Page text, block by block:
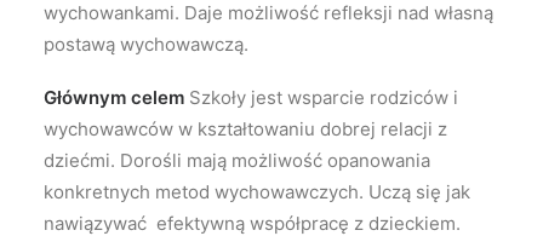
wychowankami. Daje możliwość refleksji nad własną
postawą wychowawczą.
Głównym celem Szkoły jest wsparcie rodziców i
wychowawców w kształtowaniu dobrej relacji z
dziećmi. Dorośli mają możliwość opanowania
konkretnych metod wychowawczych. Uczą się jak
nawiązywać efektywną współpracę z dzieckiem.